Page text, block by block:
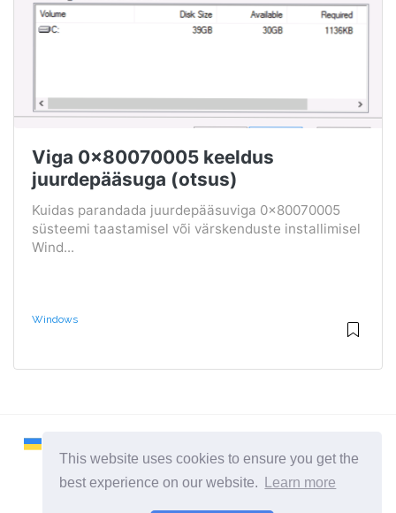
This website uses cookies to ensure you get the
best experience on our website.
Learn more
Viga 0x80070005 keeldus
juurdepääsuga (otsus)
Kuidas parandada juurdepääsuviga 0x80070005
süsteemi taastamisel või värskenduste installimisel
Wind...
Windows